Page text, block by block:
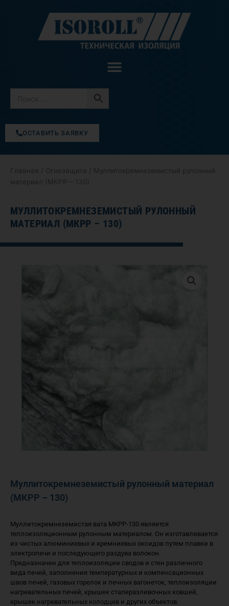
содержимому
ОСТАВИТЬ ЗАЯВКУ
Главная Огнезащита
/ Муллитокремнеземистый рулонный
материал (МКРР – 130)
МУЛЛИТОКРЕМНЕЗЕМИСТЫЙ РУЛОННЫЙ
МАТЕРИАЛ (МКРР – 130)
Муллитокремнеземистый рулонный материал
(МКРР – 130)
Муллитокремнеземистая вата МКРР-130 является
теплоизоляционным рулонным материалом. Он изготавливается
из чистых алюминиевых и кремниевых оксидов путем плавки в
электропечи и последующего раздува волокон.
Предназначен для теплоизоляции сводов и стен различного
вида печей, заполнения температурных и компенсационных
швов печей, газовых горелок и печных вагонеток, теплоизоляции
нагревательных печей, крышек сталеразливочных ковшей,
крышек нагревательных колодцев и других объектов.